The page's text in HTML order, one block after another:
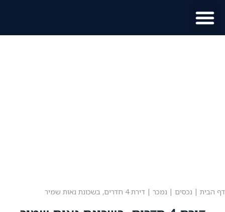
דף הבית | נכסים | נמכר | דירת 4 חדרים, בשכונת נאות שמיר